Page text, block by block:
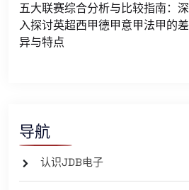
五大联赛综合分析与比较指南：深
入探讨英超西甲德甲意甲法甲的差
异与特点
导航
认识JDB电子